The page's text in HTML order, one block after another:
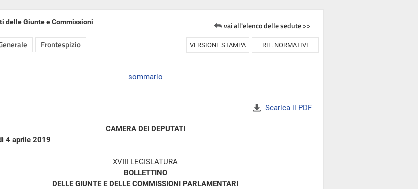
delle Giunte e Commissioni vai all'elenco delle sedute >>
Frontespizio VERSIONE STAMPA RIF. NORMATIVI
sommario
Scarica il PDF
CAMERA DEI DEPUTATI
4 aprile 2019
XVIII LEGISLATURA
BOLLETTINO
DELLE GIUNTE E DELLE COMMISSIONI PARLAMENTARI